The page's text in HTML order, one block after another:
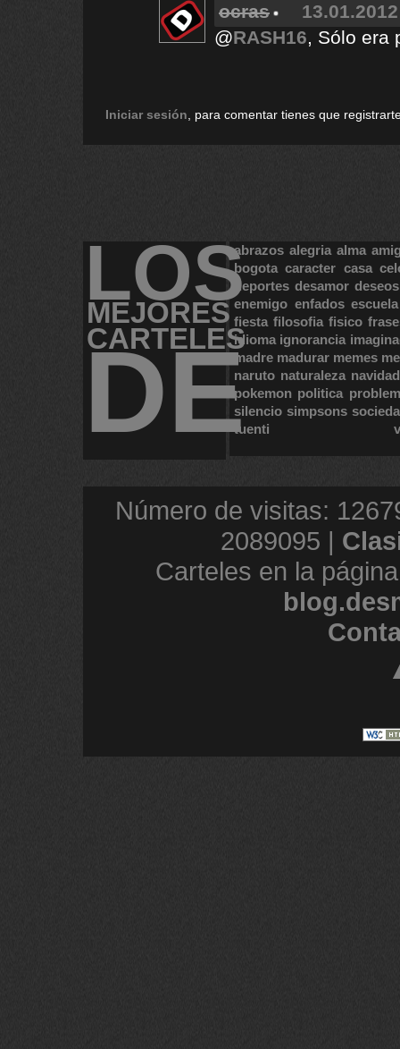
ocras
@RASH16, Sólo era
Iniciar sesión , para comentar tienes que
LOS
MEJORES
CARTELES
DE
abrazos alegria alma
bogota caracter casa
deportes desamor deseos
enemigo enfados escuela
fiesta filosofia fisico
idioma ignorancia
madre madurar memes
naruto naturaleza navidad
pokemon politica
silencio simpsons
tuenti
Número de visitas:
2089095 |
Carteles en la